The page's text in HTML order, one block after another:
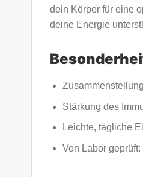
dein Körper für eine
deine Energie
Stärkung des
Leichte, tägliche
Von Labor